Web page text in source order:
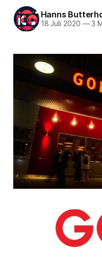
Hanns
18 Juli 2020 —3